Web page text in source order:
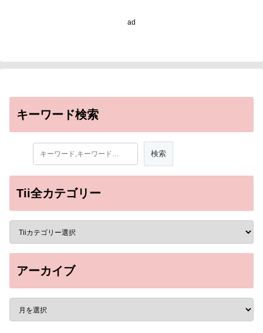
ad
キーワード検索
Tii全カテゴリー
アーカイブ